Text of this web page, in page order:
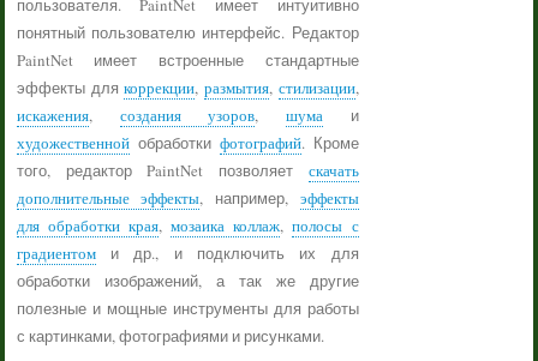
пользователя. PaintNet имеет интуитивно
понятный пользователю интерфейс. Редактор
PaintNet имеет встроенные стандартные
эффекты длякоррекции, размытия, стилизации,
искажения, создания узоров, шумаи
художественнойобработки фотографий. Кроме
того, редактор PaintNet позволяет скачать
дополнительные эффекты, например, эффекты
для обработки края,мозаика коллаж,полосы с
градиентоми др., и подключить их для
обработки изображений, а так же другие
полезные и мощные инструменты для работы
с картинками, фотографиями и рисунками.